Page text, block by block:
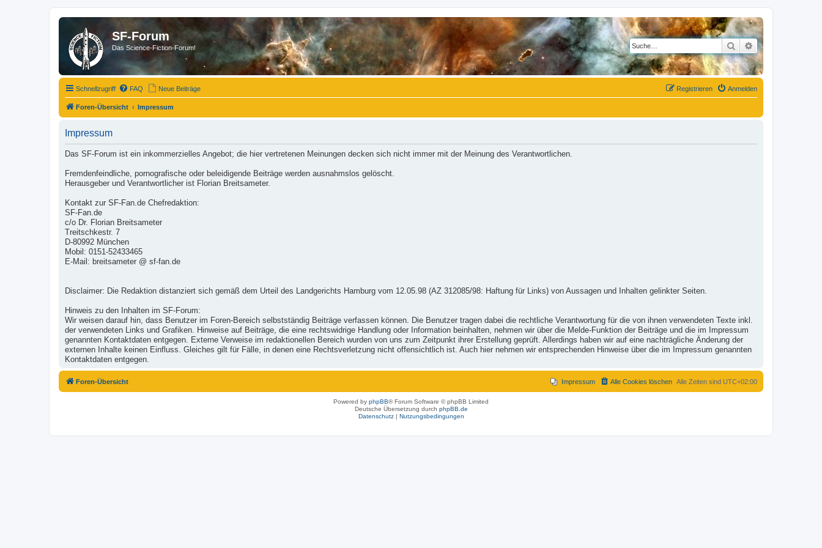
SF-Forum
Das Science-Fiction-Forum! SucheErweiterte Suche
Schnellzugriff FAQ Neue Beiträge Anmelden
Registrieren
Foren-Übersicht Impressum
Impressum
Das SF-Forum ist ein inkommerzielles Angebot; die hier vertretenen Meinungen decken sich nicht immer mit der Meinung des Verantwortlichen.
Fremdenfeindliche, pornografische oder beleidigende Beiträge werden ausnahmslos gelöscht.
Herausgeber und Verantwortlicher ist Florian Breitsameter.
Kontakt zur SF-Fan.de Chefredaktion:
SF-Fan.de
c/o Dr. Florian Breitsameter
Treitschkestr. 7
D-80992 München
Mobil: 0151-52433465
E-Mail: breitsameter @ sf-fan.de
Disclaimer: Die Redaktion distanziert sich gemäß dem Urteil des Landgerichts Hamburg vom 12.05.98 (AZ 312085/98: Haftung für Links) von Aussagen und Inhalten gelinkter Seiten.
Hinweis zu den Inhalten im SF-Forum:
Wir weisen darauf hin, dass Benutzer im Foren-Bereich selbstständig Beiträge verfassen können. Die Benutzer tragen dabei die rechtliche Verantwortung für die von ihnen verwendeten Texte inkl.
der verwendeten Links und Grafiken. Hinweise auf Beiträge, die eine rechtswidrige Handlung oder Information beinhalten, nehmen wir über die Melde-Funktion der Beiträge und die im Impressum
genannten Kontaktdaten entgegen. Externe Verweise im redaktionellen Bereich wurden von uns zum Zeitpunkt ihrer Erstellung geprüft. Allerdings haben wir auf eine nachträgliche Änderung der
externen Inhalte keinen Einfluss. Gleiches gilt für Fälle, in denen eine Rechtsverletzung nicht offensichtlich ist. Auch hier nehmen wir entsprechenden Hinweise über die im Impressum genannten
Kontaktdaten entgegen.
Foren-Übersicht Alle Zeiten sind UTC+02:00
Alle Cookies löschen
Impressum
Powered by phpBB® Forum Software © phpBB Limited
Deutsche Übersetzung durch phpBB.de
Datenschutz| Nutzungsbedingungen